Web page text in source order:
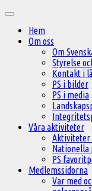
innehåll
Huvudmeny
Hem
Om oss
Om
Styrelse
Kontakt i
PS i bilder
PS i media
Våra aktiviteter
Aktiviteter
Nationella
PS
Medlemssidorna
Var med